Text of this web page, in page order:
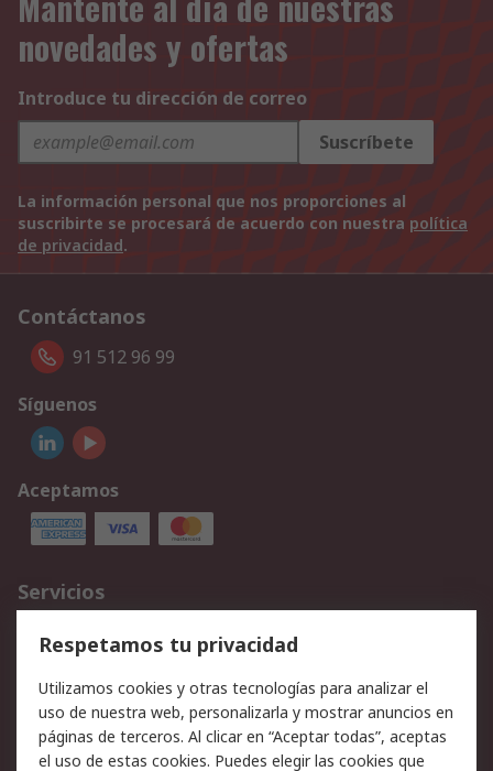
novedades y ofertas
Introduce tu dirección de correo
Suscríbete
La información personal que nos proporciones al
suscribirte se procesará de acuerdo con nuestra política
de privacidad.
Contáctanos
91 512 96 99
Síguenos
Aceptamos
Servicios
Cómo realizar pedidos
Devoluciones
Facturación y pago
Ofertas
Soporte técnico
Legal
Respetamos tu privacidad
Utilizamos cookies y otras tecnologías para analizar el
uso de nuestra web, personalizarla y mostrar anuncios en
páginas de terceros. Al clicar en “Aceptar todas”, aceptas
el uso de estas cookies. Puedes elegir las cookies que